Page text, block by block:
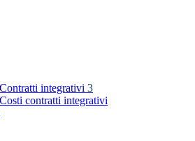
Contratti integrativi 3
Costi contratti integrativi